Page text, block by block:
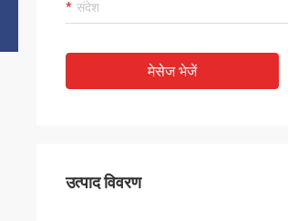
मेसेज भेजें
उत्पाद विवरण